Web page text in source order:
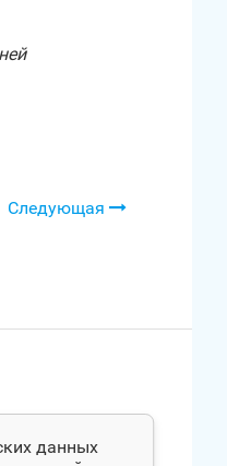
Следующая
данных